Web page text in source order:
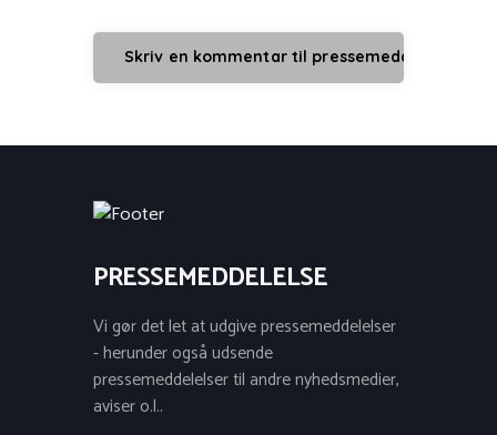
PRESSEMEDDELELSE
Vi gør det let at udgive pressemeddelelser
- herunder også udsende
pressemeddelelser til andre nyhedsmedier,
aviser o.l..